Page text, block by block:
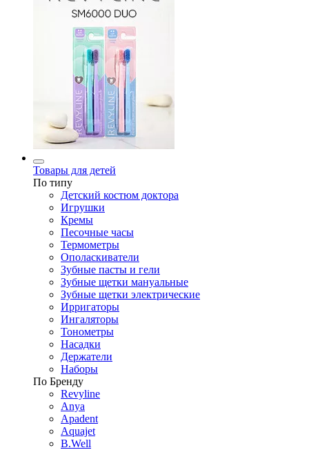
Товары для детей
По типу
Детский костюм доктора
Игрушки
Кремы
Песочные часы
Термометры
Ополаскиватели
Зубные пасты и гели
Зубные щетки мануальные
Зубные щетки электрические
Ирригаторы
Ингаляторы
Тонометры
Насадки
Держатели
Наборы
По Бренду
Revyline
Anya
Apadent
Aquajet
B.Well